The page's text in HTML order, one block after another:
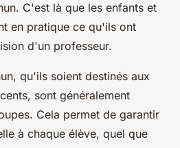
C'est là que les enfants et
en pratique ce qu'ils ont
d'un professeur.
qu'ils soient destinés aux
sont généralement
Cela permet de garantir
à chaque élève, quel que